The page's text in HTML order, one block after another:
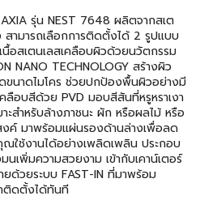
รุ่น NEST 7648 ผลิตจากสเต
ามารถเลือกการติดตั้งได้ 2 รูปแบบ
นื้อสเตนเลสเคลือบผิวด้วยนวัตกรรม
NANO TECHNOLOGY สร้างผิว
ขนาดไมโคร ช่วยปกป้องพื้นผิวอย่างมี
อบสีด้วย PVD มอบสีสันที่หรูหราเงา
สำหรับล้างภาชนะ ผัก หรือผลไม้ หรือ
ค์ มาพร้อมแผ่นรองด้านล่างเพื่อลด
ใช้งานได้อย่างเพลิดเพลิน ประกอบ
เพิ่มความสวยงาม เข้ากับเคาน์เตอร์
ด้วยระบบ FAST-IN ที่มาพร้อม
ติดตั้งได้ทันที